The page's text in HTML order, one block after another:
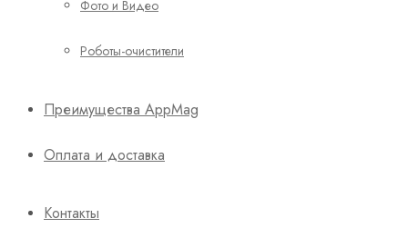
Фото и Видео
Роботы-очистители
Преимущества AppMag
Оплата и доставка
Контакты